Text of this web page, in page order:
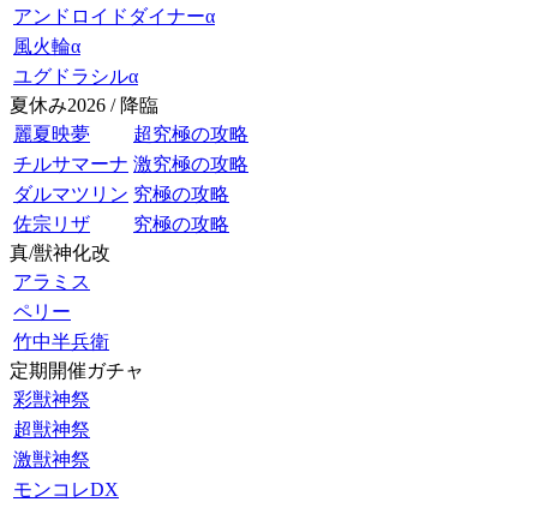
アンドロイドダイナーα
風火輪α
ユグドラシルα
夏休み2026 / 降臨
麗夏映夢
超究極の攻略
チルサマーナ 激究極の攻略
ダルマツリン 究極の攻略
佐宗リザ
究極の攻略
真/獣神化改
アラミス
ペリー
竹中半兵衛
定期開催ガチャ
彩獣神祭
超獣神祭
激獣神祭
モンコレDX